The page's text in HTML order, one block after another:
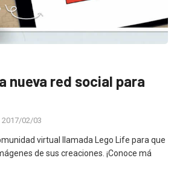
nueva red social para
2017/02/03
virtual llamada Lego Life para que
de sus creaciones. ¡Conoce má